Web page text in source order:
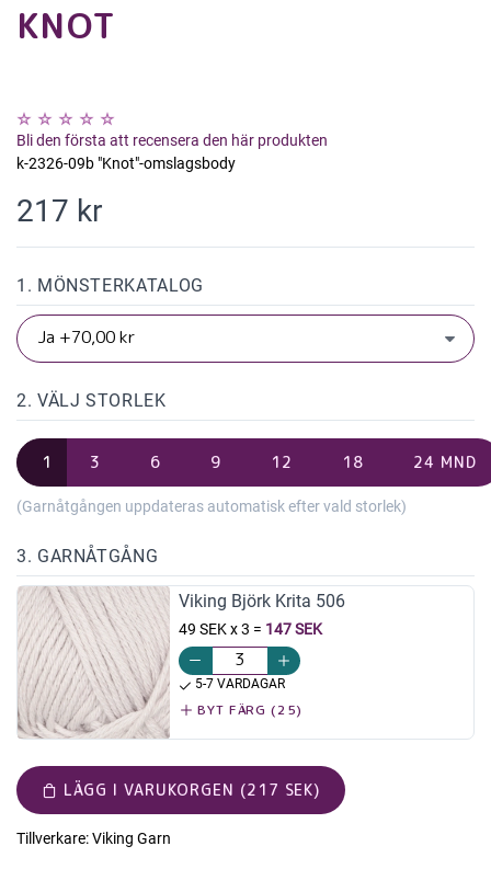
KNOT
Bli den första att recensera den här produkten
k-2326-09b "Knot"-omslagsbody
217 kr
1. MÖNSTERKATALOG
2. VÄLJ STORLEK
1 3 6 9 12 18 24 MND
(Garnåtgången uppdateras automatisk efter vald storlek)
3. GARNÅTGÅNG
Viking Björk Krita 506
49 SEK x 3 = 147 SEK
5-7 VARDAGAR
BYT FÄRG (25)
LÄGG I VARUKORGEN (217 SEK)
Tillverkare:Viking Garn